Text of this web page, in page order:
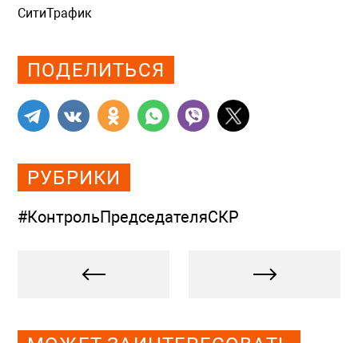
СитиТрафик
ПОДЕЛИТЬСЯ
РУБРИКИ
#КонтрольПредседателяСКР